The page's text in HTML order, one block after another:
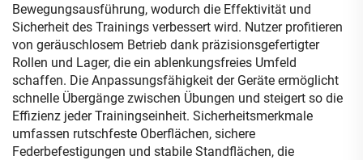
Bewegungsausführung, wodurch die Effektivität und
Sicherheit des Trainings verbessert wird. Nutzer profitieren
von geräuschlosem Betrieb dank präzisionsgefertigter
Rollen und Lager, die ein ablenkungsfreies Umfeld
schaffen. Die Anpassungsfähigkeit der Geräte ermöglicht
schnelle Übergänge zwischen Übungen und steigert so die
Effizienz jeder Trainingseinheit. Sicherheitsmerkmale
umfassen rutschfeste Oberflächen, sichere
Federbefestigungen und stabile Standflächen, die